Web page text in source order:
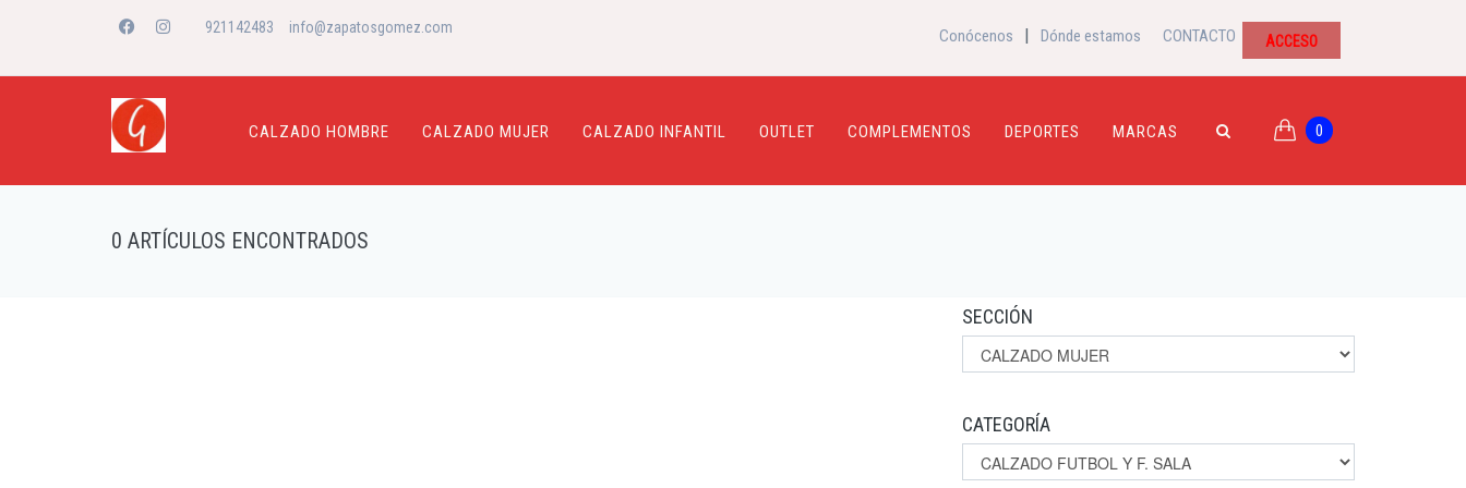
921142483 info@zapatosgomez.com Conócenos | Dónde estamos CONTACTO ACCESO
CALZADO HOMBRE CALZADO MUJER CALZADO INFANTIL OUTLET COMPLEMENTOS DEPORTES MARCAS 0
0 ARTÍCULOS ENCONTRADOS
SECCIÓN
CATEGORÍA